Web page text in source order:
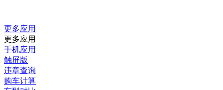
更多应用
更多应用
手机应用
触屏版
违章查询
购车计算